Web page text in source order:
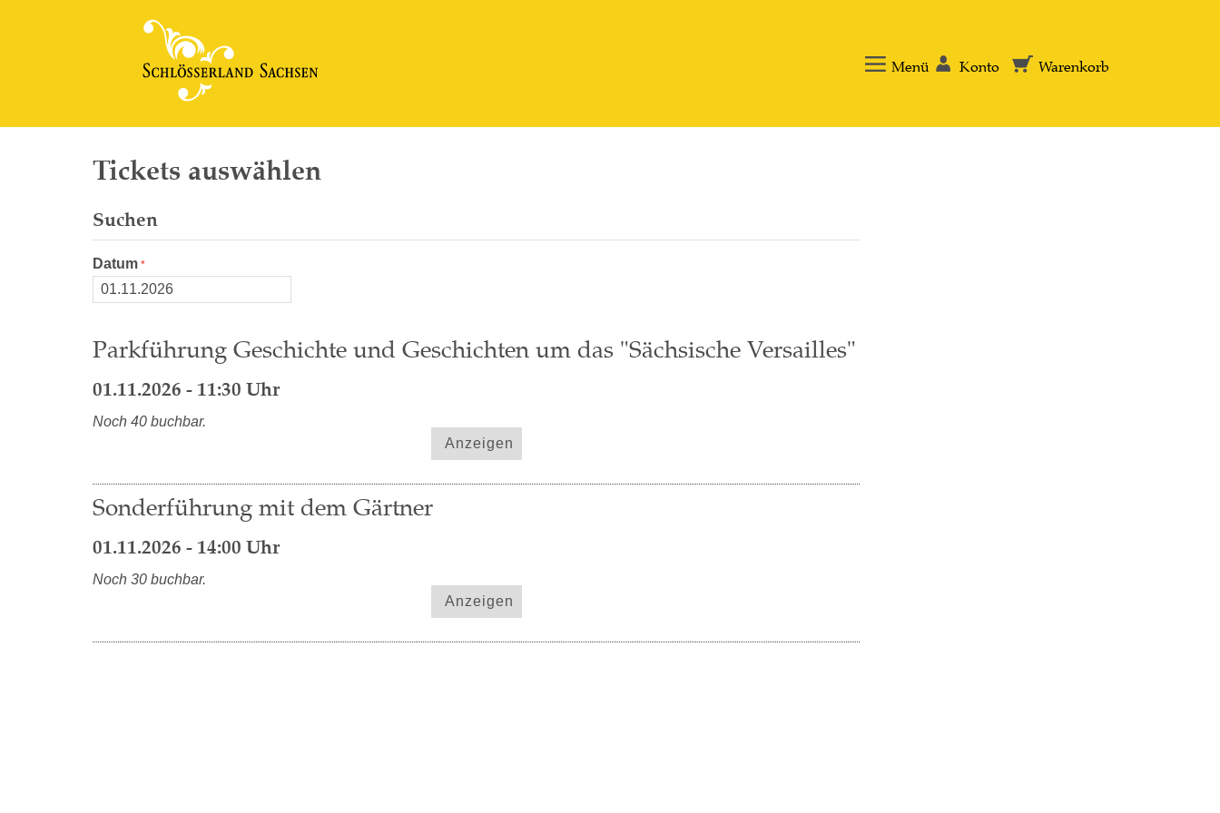
Menü Konto Warenkorb
Tickets auswählen
Suchen
Datum
Parkführung Geschichte und Geschichten um das "Sächsische Versailles"
01.11.2026 - 11:30 Uhr
Noch 40 buchbar.
Anzeigen
Sonderführung mit dem Gärtner
01.11.2026 - 14:00 Uhr
Noch 30 buchbar.
Anzeigen